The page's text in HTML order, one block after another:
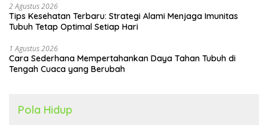
2 Agustus 2026
Tips Kesehatan Terbaru: Strategi Alami Menjaga Imunitas
Tubuh Tetap Optimal Setiap Hari
1 Agustus 2026
Cara Sederhana Mempertahankan Daya Tahan Tubuh di
Tengah Cuaca yang Berubah
Pola Hidup